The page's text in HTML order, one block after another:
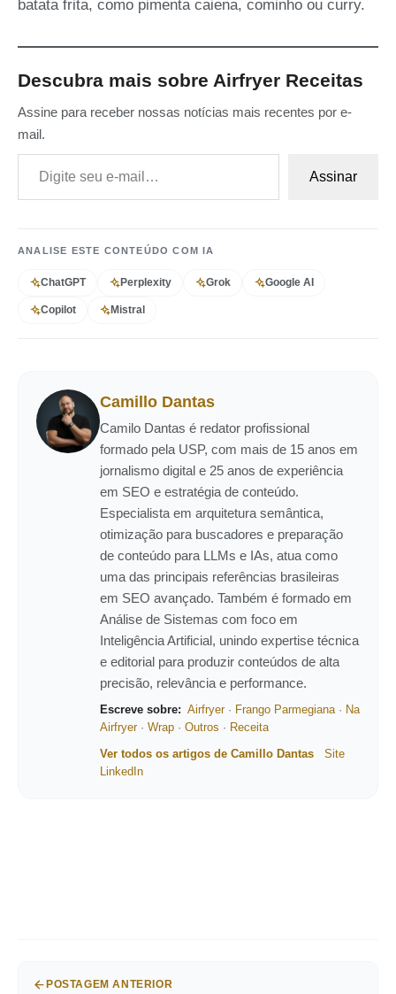
batata frita, como pimenta caiena, cominho ou curry.
Descubra mais sobre Airfryer Receitas
Assine para receber nossas notícias mais recentes por e-
mail.
Digite seu e-mail…
Assinar
ANALISE ESTE CONTEÚDO COM IA
ChatGPT Perplexity Grok Google AI
Copilot Mistral
Camillo Dantas
Camilo Dantas é redator profissional
formado pela USP, com mais de 15 anos em
jornalismo digital e 25 anos de experiência
em SEO e estratégia de conteúdo.
Especialista em arquitetura semântica,
otimização para buscadores e preparação
de conteúdo para LLMs e IAs, atua como
uma das principais referências brasileiras
em SEO avançado. Também é formado em
Análise de Sistemas com foco em
Inteligência Artificial, unindo expertise técnica
e editorial para produzir conteúdos de alta
precisão, relevância e performance.
Escreve sobre: Airfryer· Frango Parmegiana· Na
Airfryer· Wrap · Outros · Receita
Ver todos os artigos de Camillo Dantas
Site
LinkedIn
POSTAGEM ANTERIOR